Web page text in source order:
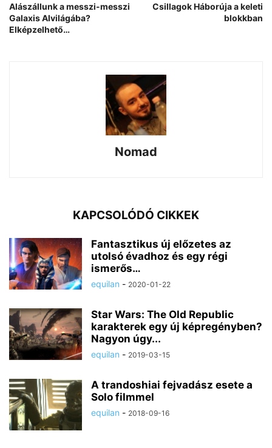
Alászállunk a messzi-messzi
Galaxis Alvilágába?
Elképzelhető…
Csillagok Háborúja a keleti
blokkban
Nomad
KAPCSOLÓDÓ CIKKEK
Fantasztikus új előzetes az
utolsó évadhoz és egy régi
ismerős…
equilan - 2020-01-22
Star Wars: The Old Republic
karakterek egy új képregényben?
Nagyon úgy...
equilan - 2019-03-15
A trandoshiai fejvadász esete a
Solo filmmel
equilan - 2018-09-16